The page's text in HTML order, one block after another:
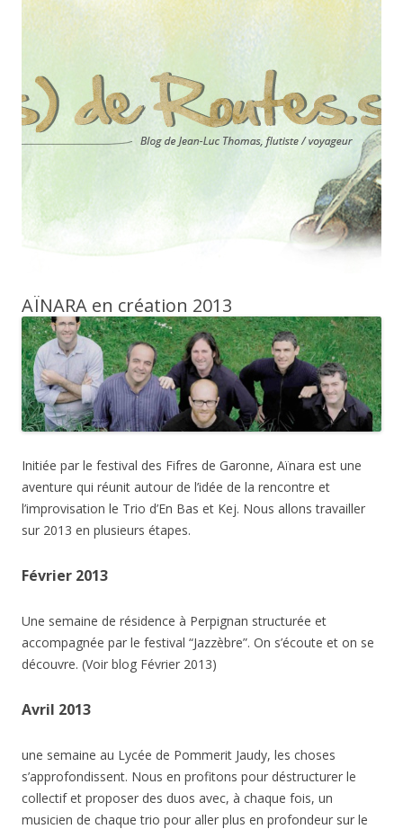
AÏNARA en création 2013
Initiée par le festival des Fifres de Garonne, Aïnara est une
aventure qui réunit autour de l’idée de la rencontre et
l’improvisation le Trio d’En Bas et Kej. Nous allons travailler
sur 2013 en plusieurs étapes.
Février 2013
Une semaine de résidence à Perpignan structurée et
accompagnée par le festival “Jazzèbre”. On s’écoute et on se
découvre. (Voir blog Février 2013)
Avril 2013
une semaine au Lycée de Pommerit Jaudy, les choses
s’approfondissent. Nous en profitons pour déstructurer le
collectif et proposer des duos avec, à chaque fois, un
musicien de chaque trio pour aller plus en profondeur sur le